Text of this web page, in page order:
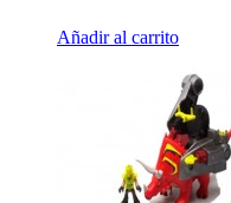
Añadir al carrito